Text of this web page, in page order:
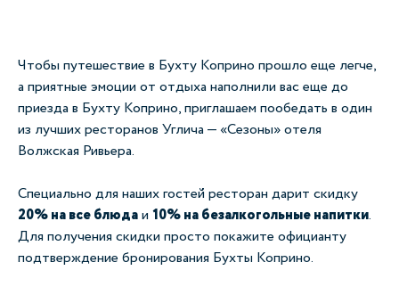
Чтобы путешествие в Бухту Коприно прошло еще легче,
а приятные эмоции от отдыха наполнили вас еще до
приезда в Бухту Коприно, приглашаем пообедать в один
из лучших ресторанов Углича — «Сезоны» отеля
Волжская Ривьера.
Специально для наших гостей ресторан дарит скидку
20% на все блюдаи 10% на безалкогольные напитки.
Для получения скидки просто покажите официанту
подтверждение бронирования Бухты Коприно.